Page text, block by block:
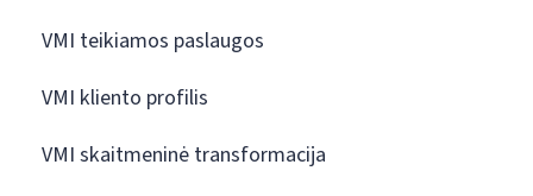
VMI teikiamos paslaugos
VMI kliento profilis
VMI skaitmeninė transformacija